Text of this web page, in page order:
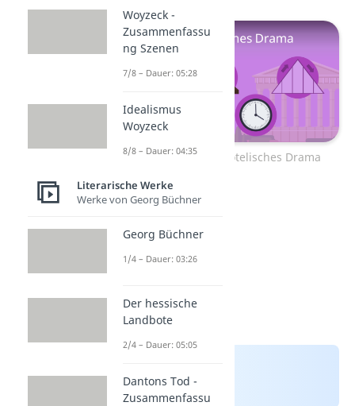
Zum Video: Aristotelisches Drama
Woyzeck -
Zusammenfassu
ng Szenen
7/8 – Dauer: 05:28
Idealismus
Woyzeck
8/8 – Dauer: 04:35
Literarische Werke
Werke von Georg Büchner
Georg Büchner
1/4 – Dauer: 03:26
Der hessische
Landbote
2/4 – Dauer: 05:05
Dantons Tod -
Zusammenfassu